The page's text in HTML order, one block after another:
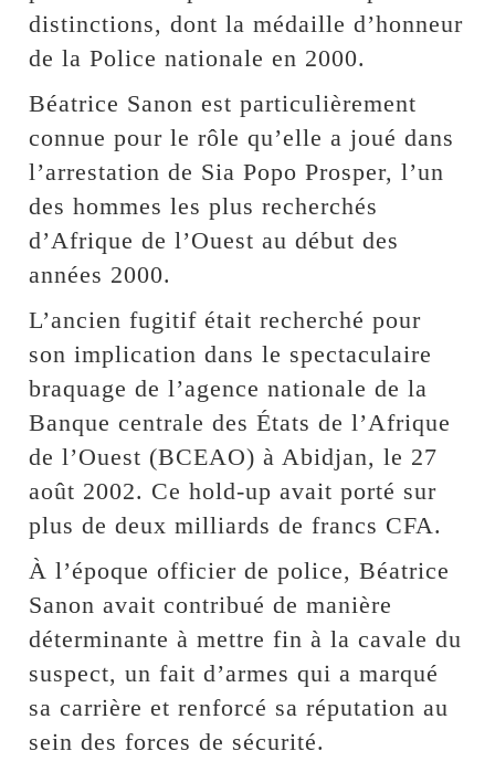
distinctions, dont la médaille d’honneur
de la Police nationale en 2000.
Béatrice Sanon est particulièrement
connue pour le rôle qu’elle a joué dans
l’arrestation de Sia Popo Prosper, l’un
des hommes les plus recherchés
d’Afrique de l’Ouest au début des
années 2000.
L’ancien fugitif était recherché pour
son implication dans le spectaculaire
braquage de l’agence nationale de la
Banque centrale des États de l’Afrique
de l’Ouest (BCEAO) à Abidjan, le 27
août 2002. Ce hold-up avait porté sur
plus de deux milliards de francs CFA.
À l’époque officier de police, Béatrice
Sanon avait contribué de manière
déterminante à mettre fin à la cavale du
suspect, un fait d’armes qui a marqué
sa carrière et renforcé sa réputation au
sein des forces de sécurité.